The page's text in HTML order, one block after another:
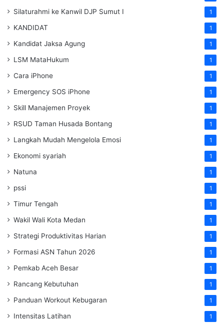
Silaturahmi ke Kanwil DJP Sumut I 1
KANDIDAT 1
Kandidat Jaksa Agung 1
LSM MataHukum 1
Cara iPhone 1
Emergency SOS iPhone 1
Skill Manajemen Proyek 1
RSUD Taman Husada Bontang 1
Langkah Mudah Mengelola Emosi 1
Ekonomi syariah 1
Natuna 1
pssi 1
Timur Tengah 1
Wakil Wali Kota Medan 1
Strategi Produktivitas Harian 1
Formasi ASN Tahun 2026 1
Pemkab Aceh Besar 1
Rancang Kebutuhan 1
Panduan Workout Kebugaran 1
Intensitas Latihan 1